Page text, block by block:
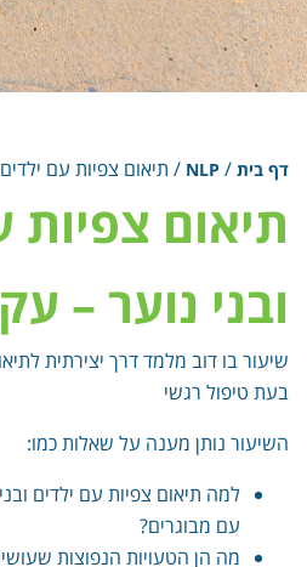
דף בית /
NLP
/ תיאום צפיות עם
תיאום צפיות
ובני נוער –
שיעור בו דוב מלמד דרך יצירתית
בעת טיפול רגשי
השיעור נותן מענה על שאלות כמו:
למה תיאום צפיות עם ילדים
עם מבוגרים?
מה הן הטעויות הנפוצות